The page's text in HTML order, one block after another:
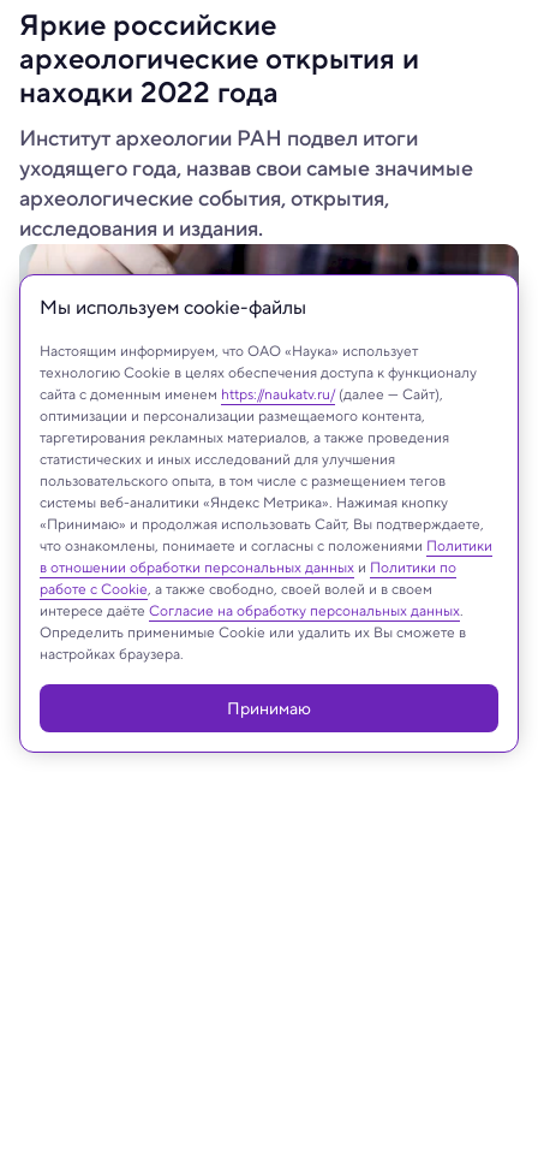
Яркие российские
археологические открытия и
находки 2022 года
Институт археологии РАН подвел итоги
уходящего года, назвав свои самые значимые
археологические события, открытия,
исследования и издания.
Shutterstock
Мы используем сookie-файлы
Принимаю
Настоящим информируем, что ОАО «Наука» использует
технологию Cookie в целях обеспечения доступа к функционалу
сайта с доменным именем https://naukatv.ru/(далее — Сайт),
оптимизации и персонализации размещаемого контента,
таргетирования рекламных материалов, а также проведения
статистических и иных исследований для улучшения
пользовательского опыта, в том числе с размещением тегов
системы веб-аналитики «Яндекс Метрика». Нажимая кнопку
«Принимаю» и продолжая использовать Сайт, Вы подтверждаете,
что ознакомлены, понимаете и согласны с положениями Политики
в отношении обработки персональных данных и Политики по
работе с Cookie, а также свободно, своей волей и в своем
интересе даёте Согласие на обработку персональных данных.
Определить применимые Cookie или удалить их Вы сможете в
настройках браузера.